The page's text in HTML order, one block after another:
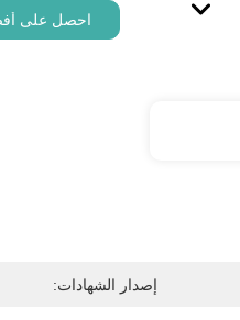
احصل على
إصدار الشهادات: